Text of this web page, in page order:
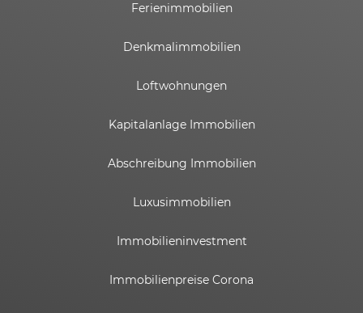
Ferienimmobilien
Denkmalimmobilien
Loftwohnungen
Kapitalanlage Immobilien
Abschreibung Immobilien
Luxusimmobilien
Immobilieninvestment
Immobilienpreise Corona